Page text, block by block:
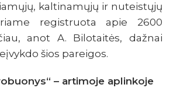
kaltinamųjų ir nuteistųjų
registruota apie 2600
anot A. Bilotaitės, dažnai
šios pareigos.
– artimoje aplinkoje